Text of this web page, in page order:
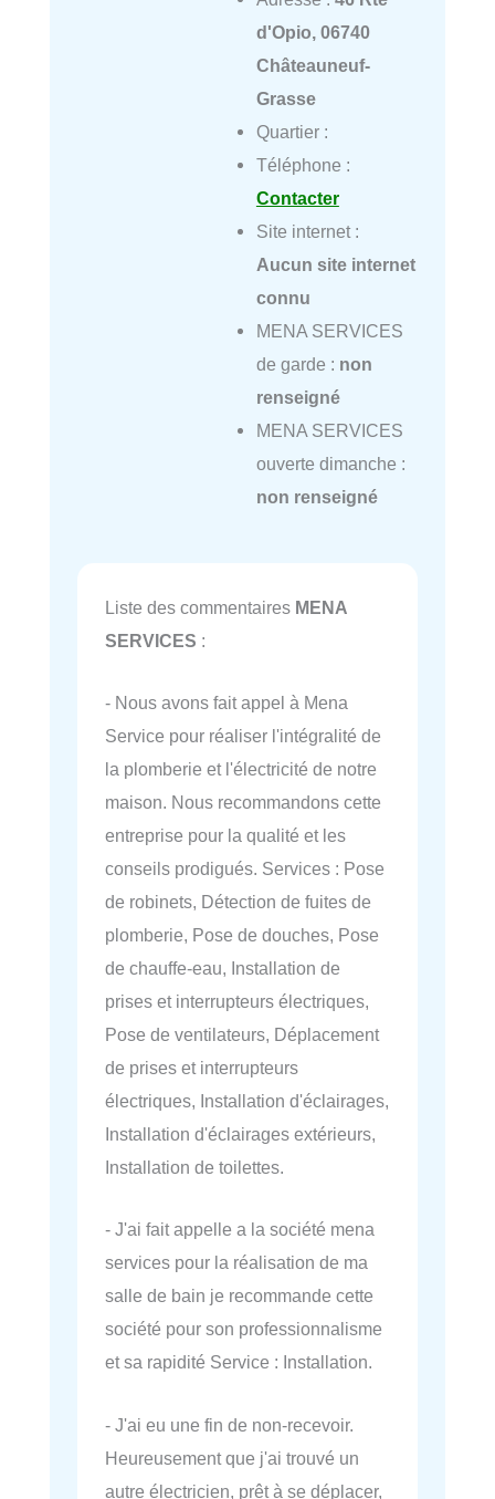
d'Opio, 06740
Châteauneuf-
Grasse
Quartier :
Téléphone :
Contacter
Site internet :
Aucun site internet
connu
MENA SERVICES
de garde : non
renseigné
MENA SERVICES
ouverte dimanche :
non renseigné
Liste des commentaires MENA
SERVICES :
- Nous avons fait appel à Mena
Service pour réaliser l'intégralité de
la plomberie et l'électricité de notre
maison. Nous recommandons cette
entreprise pour la qualité et les
conseils prodigués. Services : Pose
de robinets, Détection de fuites de
plomberie, Pose de douches, Pose
de chauffe-eau, Installation de
prises et interrupteurs électriques,
Pose de ventilateurs, Déplacement
de prises et interrupteurs
électriques, Installation d'éclairages,
Installation d'éclairages extérieurs,
Installation de toilettes.
- J'ai fait appelle a la société mena
services pour la réalisation de ma
salle de bain je recommande cette
société pour son professionnalisme
et sa rapidité Service : Installation.
- J'ai eu une fin de non-recevoir.
Heureusement que j'ai trouvé un
autre électricien, prêt à se déplacer,